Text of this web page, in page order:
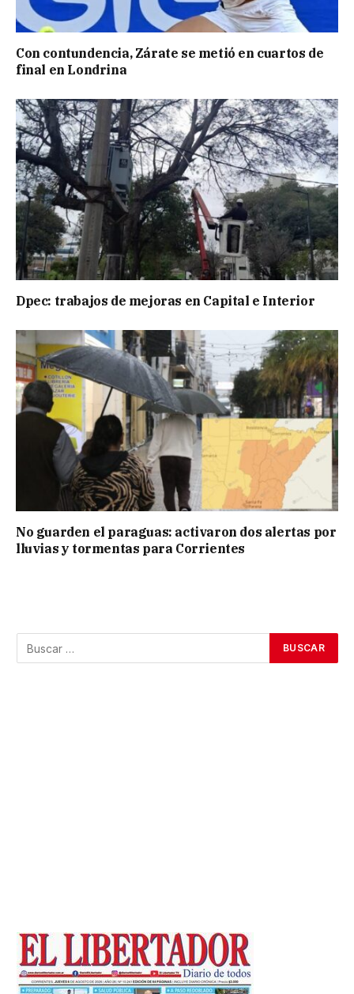
Con contundencia, Zárate se metió en cuartos de
final en Londrina
Dpec: trabajos de mejoras en Capital e Interior
No guarden el paraguas: activaron dos alertas por
lluvias y tormentas para Corrientes